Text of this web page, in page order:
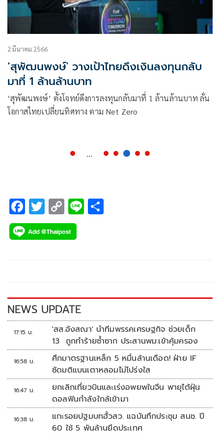
2 มีนาคม 2566
‘สุพัฒนพงษ์' วางเป้าไทยดึงเงินลงทุนกลับ
มาที่ 1 ล้านล้านบาท
‘สุพัฒนพงษ์’ ตั้งโจทย์ดึงการลงทุนกลับมาที่ 1 ล้านล้านบาท ลั่น
โอกาสไทยเปลี่ยนทิศทาง ตาม Net Zero
...
F
ac
e
k
T
wi
tt
C
o
p
k
Li
NEWS UPDATE
17:15 น.
'สส.อังสณา' นำทีมพรรคเศรษฐกิจ ช่วยเด็ก
13 ถูกทำร้ายซ้ำซาก ประสานพม.เข้าคุ้มครอง
16:58 น.
ศึกมาตรฐานเหล็ก 5 หมื่นล้านเดือด! ฝ่าย IF
ซัดมติแบนเตาหลอมไม่โปร่งใส
16:47 น.
ยกเลิกเที่ยวบินและเร่งอพยพในจีน พายุไต้ฝุ่น
ดอลฟินกำลังใกล้เข้ามา
16:38 น.
แกะรอยปฐมบทฮั้วสว. แฉบันทึกประชุม สนช. ปี
60 ใช้ 5 พันล้านยึดประเทศ